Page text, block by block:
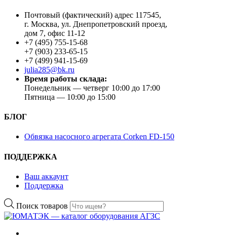
Почтовый (фактический) адрес 117545,
г. Москва, ул. Днепропетровский проезд,
дом 7, офис 11-12
+7 (495) 755-15-68
+7 (903) 233-65-15
+7 (499) 941-15-69
julia285@bk.ru
Время работы склада:
Понедельник — четверг 10:00 до 17:00
Пятница — 10:00 до 15:00
БЛОГ
Обвязка насосного агрегата Corken FD-150
ПОДДЕРЖКА
Ваш аккаунт
Поддержка
Поиск товаров